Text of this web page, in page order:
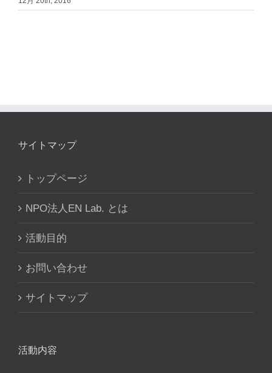
サイトマップ
トップページ
NPO法人EN Lab. とは
活動目的
お問い合わせ
サイトマップ
活動内容